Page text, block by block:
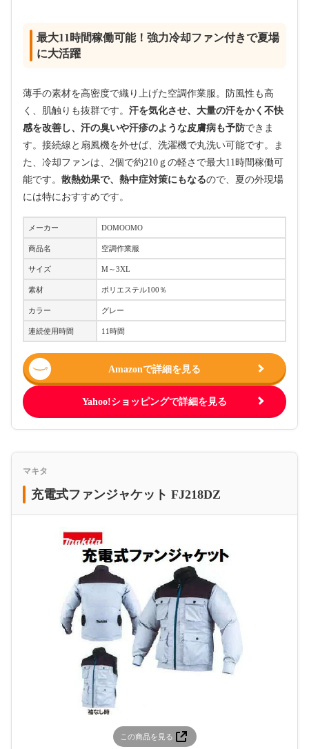
最大11時間稼働可能！強力冷却ファン付きで夏場
に大活躍
薄手の素材を高密度で織り上げた空調作業服。防風性も高
く、肌触りも抜群です。 汗を気化させ、大量の汗をかく不快
感を改善し、汗の臭いや汗疹のような皮膚病も予防できま
す。接続線と扇風機を外せば、洗濯機で丸洗い可能です。ま
た、冷却ファンは、2個で約210ｇの軽さで最大11時間稼働可
能です。 散熱効果で、熱中症対策にもなるので、夏の外現場
には特におすすめです。
メーカー DOMOOMO
商品名 空調作業服
サイズ М～3XL
素材 ポリエステル100％
カラー グレー
連続使用時間 11時間
Amazonで詳細を見る
Yahoo!ショッピングで詳細を見る
マキタ
充電式ファンジャケット FJ218DZ
この商品を見る